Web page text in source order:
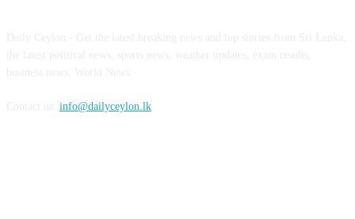
info@dailyceylon.lk